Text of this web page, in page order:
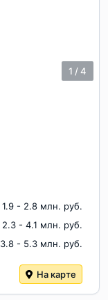
1 /4
1.9 - 2.8 млн. руб.
2.3 - 4.1 млн. руб.
3.8 - 5.3 млн. руб.
На карте